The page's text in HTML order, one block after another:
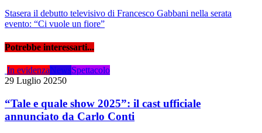
Stasera il debutto televisivo di Francesco Gabbani nella serata
evento: “Ci vuole un fiore”
Potrebbe interessarti...
In evidenzaNewsSpettacolo
29 Luglio 20250
“Tale e quale show 2025”: il cast ufficiale
annunciato da Carlo Conti